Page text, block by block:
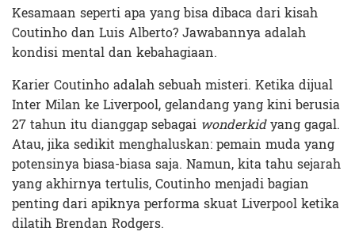
Kesamaan seperti apa yang bisa dibaca dari kisah
Coutinho dan Luis Alberto? Jawabannya adalah
kondisi mental dan kebahagiaan.
Karier Coutinho adalah sebuah misteri. Ketika dijual
Inter Milan ke Liverpool, gelandang yang kini berusia
27 tahun itu dianggap sebagai wonderkidyang gagal.
Atau, jika sedikit menghaluskan: pemain muda yang
potensinya biasa-biasa saja. Namun, kita tahu sejarah
yang akhirnya tertulis, Coutinho menjadi bagian
penting dari apiknya performa skuat Liverpool ketika
dilatih Brendan Rodgers.